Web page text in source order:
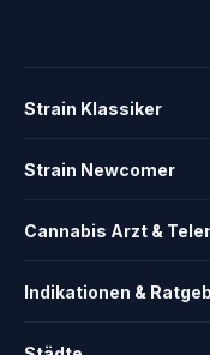
Strain Klassiker
Strain Newcomer
Cannabis Arzt &
Indikationen &